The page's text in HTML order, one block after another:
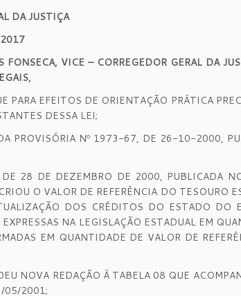
DA JUSTIÇA
VICE – CORREGEDOR GERAL DA
EFEITOS DE ORIENTAÇÃO PRÁTICA
DESSA LEI;
PROVISÓRIA Nº 1973-67, DE 26-10-2000,
28 DE DEZEMBRO DE 2000, PUBLICADA
O VALOR DE REFERÊNCIA DO TESOURO
DOS CRÉDITOS DO ESTADO DO
NA LEGISLAÇÃO ESTADUAL EM
EM QUANTIDADE DE VALOR DE
NOVA REDAÇÃO À TABELA 08 QUE
05/2001;